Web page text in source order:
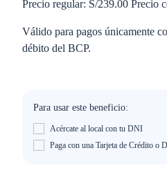
Precio regular: S/239.00 Precio
Válido para pagos únicamente
débito del BCP.
Para usar este beneficio:
Acércate al local con tu DNI
Paga con una Tarjeta de Crédito o